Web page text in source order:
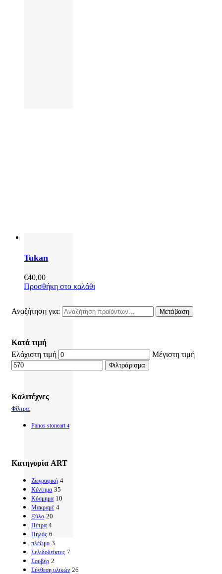
Tukan
€40,00
Προσθήκη στο καλάθι
Αναζήτηση για: Μετάβαση
Κατά τιμή
Ελάχιστη τιμή
Μέγιστη τιμή
Φιλτράρισμα
Καλιτέχνες
Φίλτρα:
Panos stoneart 4
Κατηγορία ART
Ζωγραφική 4
Κέντημα 35
Κόσμημα 10
Μακραμέ 4
Ξύλο 20
Πέτρα 4
Πηλός 6
πλέξιμο 3
Σελιδοδείκτες 7
Σουβέρ 2
Σύνθεση υλικών 26